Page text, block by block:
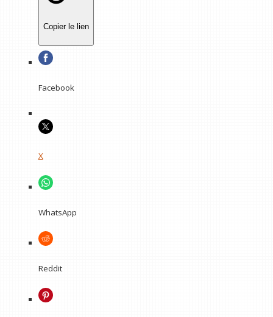
Copier le lien
Facebook
X
WhatsApp
Reddit